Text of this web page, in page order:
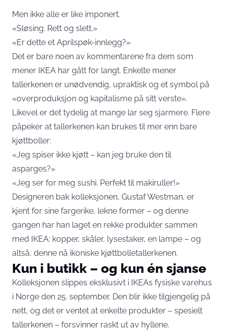
Men ikke alle er like imponert.
«Sløsing. Rett og slett.»
«Er dette et Aprilspøk-innlegg?»
Det er bare noen av kommentarene fra dem som
mener IKEA har gått for langt. Enkelte mener
tallerkenen er unødvendig, upraktisk og et symbol på
«overproduksjon og kapitalisme på sitt verste».
Likevel er det tydelig at mange lar seg sjarmere. Flere
påpeker at tallerkenen kan brukes til mer enn bare
kjøttboller:
«Jeg spiser ikke kjøtt – kan jeg bruke den til
asparges?»
«Jeg ser for meg sushi. Perfekt til makiruller!»
Designeren bak kolleksjonen, Gustaf Westman, er
kjent for sine fargerike, lekne former – og denne
gangen har han laget en rekke produkter sammen
med IKEA: kopper, skåler, lysestaker, en lampe – og
altså, denne nå ikoniske kjøttbolletallerkenen.
Kun i butikk – og kun én sjanse
Kolleksjonen slippes eksklusivt i IKEAs fysiske varehus
i Norge den 25. september. Den blir ikke tilgjengelig på
nett, og det er ventet at enkelte produkter – spesielt
tallerkenen – forsvinner raskt ut av hyllene.